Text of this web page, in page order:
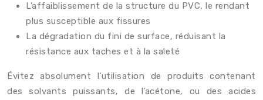
L’affaiblissement de la structure du PVC, le rendant
plus susceptible aux fissures
La dégradation du fini de surface, réduisant la
résistance aux taches et à la saleté
Évitez absolument l’utilisation de produits contenant
des solvants puissants, de l’acétone, ou des acides